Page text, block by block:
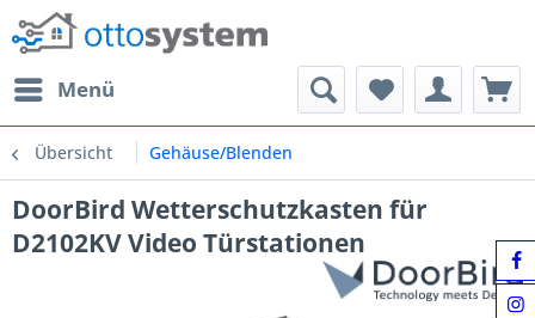
Menü
Übersicht Gehäuse/Blenden
DoorBird Wetterschutzkasten für
D2102KV Video Türstationen